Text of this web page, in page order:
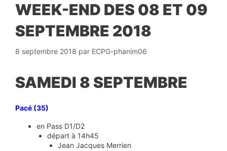
WEEK-END DES 08 ET 09
SEPTEMBRE 2018
8 septembre 2018 par ECPG-phanim06
SAMEDI 8 SEPTEMBRE
Pacé (35)
en Pass D1/D2
départ à 14h45
Jean Jacques Merrien